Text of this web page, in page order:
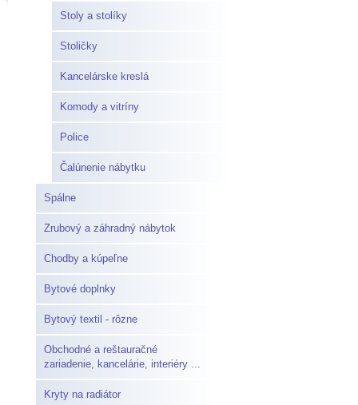
Stoly a stolíky
Stoličky
Kancelárske kreslá
Komody a vitríny
Police
Čalúnenie nábytku
Spálne
Zrubový a záhradný nábytok
Chodby a kúpeľne
Bytové doplnky
Bytový textil - rôzne
Obchodné a reštauračné
zariadenie, kancelárie, interiéry ...
Kryty na radiátor